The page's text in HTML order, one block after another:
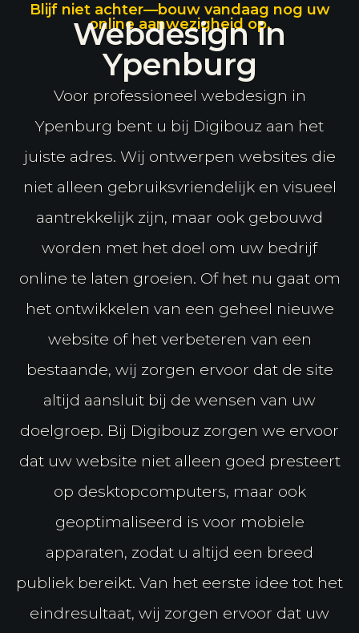
Blijf niet achter—bouw vandaag nog uw
online aanwezigheid op.
Webdesign in
Ypenburg
Voor professioneel webdesign in
Ypenburg bent u bij Digibouz aan het
juiste adres. Wij ontwerpen websites die
niet alleen gebruiksvriendelijk en visueel
aantrekkelijk zijn, maar ook gebouwd
worden met het doel om uw bedrijf
online te laten groeien. Of het nu gaat om
het ontwikkelen van een geheel nieuwe
website of het verbeteren van een
bestaande, wij zorgen ervoor dat de site
altijd aansluit bij de wensen van uw
doelgroep. Bij Digibouz zorgen we ervoor
dat uw website niet alleen goed presteert
op desktopcomputers, maar ook
geoptimaliseerd is voor mobiele
apparaten, zodat u altijd een breed
publiek bereikt. Van het eerste idee tot het
eindresultaat, wij zorgen ervoor dat uw